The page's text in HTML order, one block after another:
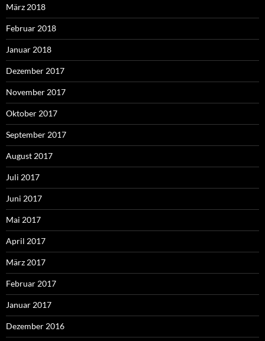
März 2018
Februar 2018
Januar 2018
Dezember 2017
November 2017
Oktober 2017
September 2017
August 2017
Juli 2017
Juni 2017
Mai 2017
April 2017
März 2017
Februar 2017
Januar 2017
Dezember 2016